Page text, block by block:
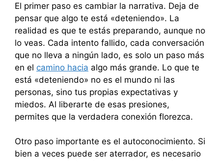
El primer paso es cambiar la narrativa. Deja de
pensar que algo te está «deteniendo». La
realidad es que te estás preparando, aunque no
lo veas. Cada intento fallido, cada conversación
que no lleva a ningún lado, es solo un paso más
en el camino hacia algo más grande. Lo que te
está «deteniendo» no es el mundo ni las
personas, sino tus propias expectativas y
miedos. Al liberarte de esas presiones,
permites que la verdadera conexión florezca.
Otro paso importante es el autoconocimiento. Si
bien a veces puede ser aterrador, es necesario